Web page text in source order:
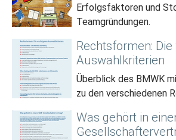
Erfolgsfaktoren und
Teamgründungen.
Rechtsformen:
Auswahlkriterien
Überblick des BMWK
zu den verschiedenen
Was gehört in